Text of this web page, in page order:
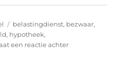
Tags
belastingdienst, bezwaar,
, hypotheek,
een reactie achterop